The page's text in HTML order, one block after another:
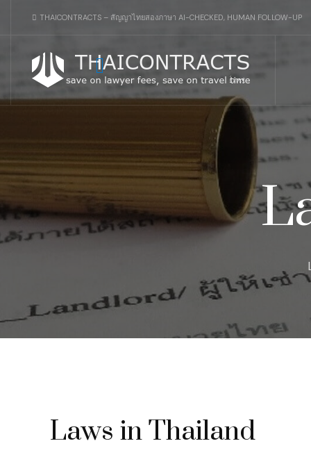
THAICONTRACTS – สัญญาไทยสองภาษา AI-CHECKED, HUMAN FOLLOW-UP
Laws in Thailand